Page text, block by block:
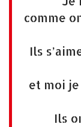
comme
Ils
et moi
Ils